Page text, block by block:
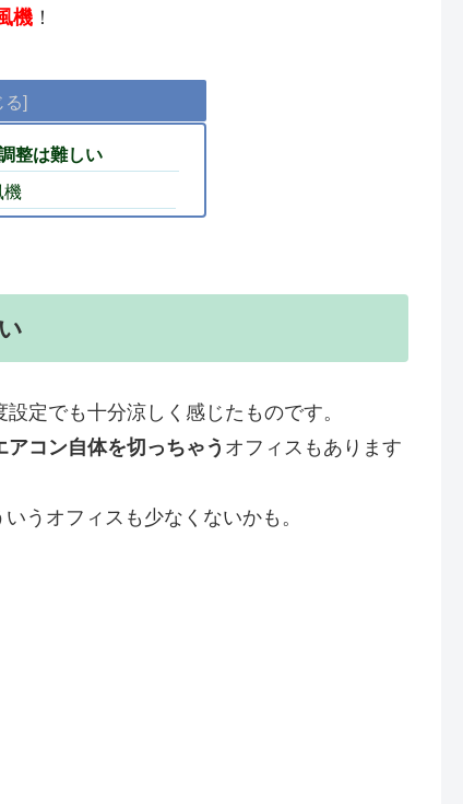
機 ！
整は難しい
機
定でも十分涼しく感じたものです。
アコン自体を切っちゃう オフィスもあります
うオフィスも少なくないかも。